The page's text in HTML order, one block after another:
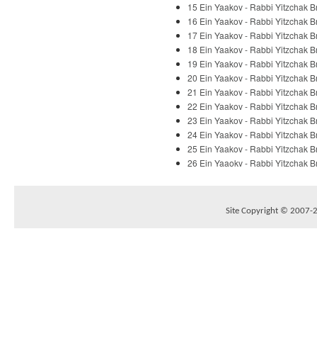
15 Ein Yaakov - Rabbi Yitzchak
16 Ein Yaakov - Rabbi Yitzchak
17 Ein Yaakov - Rabbi Yitzchak
18 Ein Yaakov - Rabbi Yitzchak
19 Ein Yaakov - Rabbi Yitzchak
20 Ein Yaakov - Rabbi Yitzchak
21 Ein Yaakov - Rabbi Yitzchak
22 Ein Yaakov - Rabbi Yitzchak
23 Ein Yaakov - Rabbi Yitzchak
24 Ein Yaakov - Rabbi Yitzchak
25 Ein Yaakov - Rabbi Yitzchak
26 Ein Yaaokv - Rabbi Yitzchak
Site Copyright © 2007-